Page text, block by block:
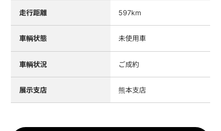
走行距離 597km
車輌状態 未使用車
車輌状況 ご成約
展示支店 熊本支店